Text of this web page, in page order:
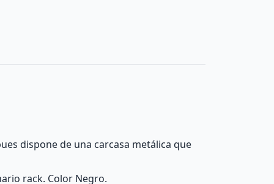
dispone de una carcasa metálica que
rack. Color Negro.